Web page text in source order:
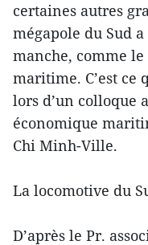
certaines autres
mégapole du Sud
manche, comme
maritime. C’est ce
lors d’un colloque
économique
Chi Minh-Ville.
La locomotive du
D’après le Pr.